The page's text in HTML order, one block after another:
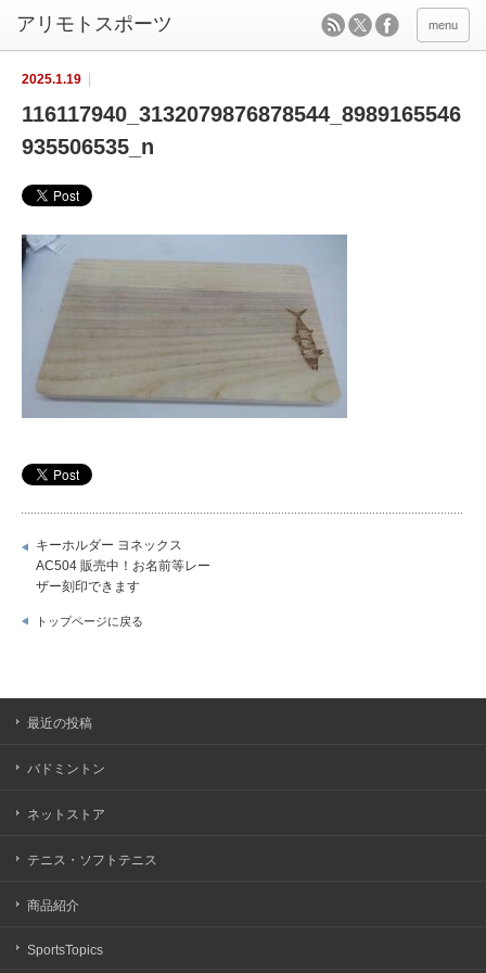
menu
2025.1.19
116117940_3132079876878544_8989165546
935506535_n
キーホルダー ヨネックス
AC504 販売中！お名前等レー
ザー刻印できます
トップページに戻る
最近の投稿
バドミントン
ネットストア
テニス・ソフトテニス
商品紹介
SportsTopics